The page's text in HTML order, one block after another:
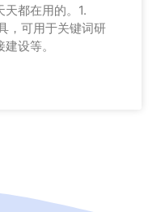
都在用的。1.
，可用于关键词研
设等。